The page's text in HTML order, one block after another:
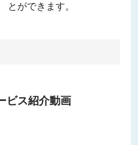
とができます。
ビス紹介動画